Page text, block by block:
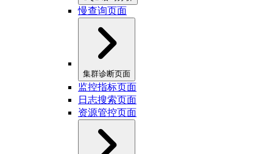
慢查询页面
集群诊断页面
监控指标页面
日志搜索页面
资源管控页面